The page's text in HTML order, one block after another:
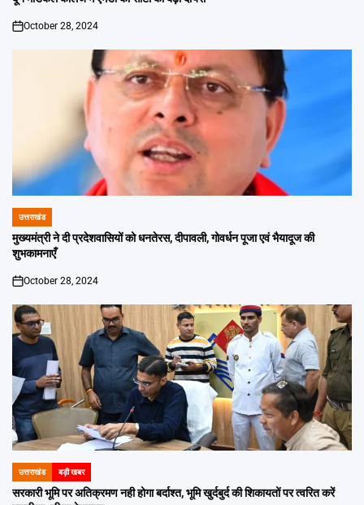
on
October 28, 2024
POSTED
IN
उत्तराखंड
मुख्यमंत्री ने दी प्रदेशवासियों को धनतेरस, दीपावली, गोवर्धन पूजा एवं भैयादूज की
शुभकामनाएँ
on
October 28, 2024
POSTED
IN
उत्तराखंड बड़ी खबर
सरकारी भूमि पर अतिक्रमण नही होगा बर्दाश्त, भूमि खुर्दबुर्द की शिकायतों पर त्वरित करें